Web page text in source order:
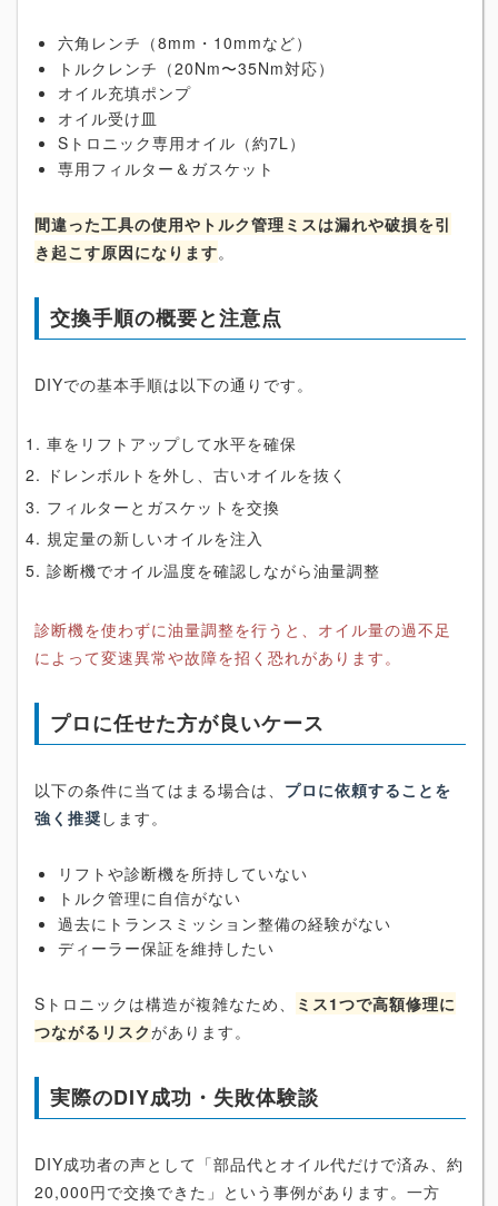
六角レンチ（8mm・10mmなど）
トルクレンチ（20Nm〜35Nm対応）
オイル充填ポンプ
オイル受け皿
Sトロニック専用オイル（約7L）
専用フィルター＆ガスケット
間違った工具の使用やトルク管理ミスは漏れや破損を引
き起こす原因になります。
交換手順の概要と注意点
DIYでの基本手順は以下の通りです。
車をリフトアップして水平を確保
ドレンボルトを外し、古いオイルを抜く
フィルターとガスケットを交換
規定量の新しいオイルを注入
診断機でオイル温度を確認しながら油量調整
診断機を使わずに油量調整を行うと、オイル量の過不足
によって変速異常や故障を招く恐れがあります。
プロに任せた方が良いケース
以下の条件に当てはまる場合は、 プロに依頼することを
強く推奨 します。
リフトや診断機を所持していない
トルク管理に自信がない
過去にトランスミッション整備の経験がない
ディーラー保証を維持したい
Sトロニックは構造が複雑なため、
ミス1つで高額修理に
つながるリスクがあります。
実際のDIY成功・失敗体験談
DIY成功者の声として「部品代とオイル代だけで済み、約
20,000円で交換できた」という事例があります。一方